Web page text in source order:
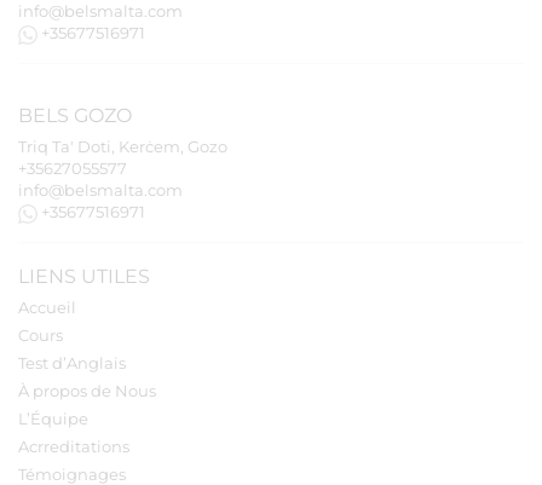
info@belsmalta.com
+35677516971
BELS GOZO
Triq Ta' Doti, Kerċem, Gozo
+35627055577
info@belsmalta.com
+35677516971
LIENS UTILES
Accueil
Cours
Test d’Anglais
À propos de Nous
L’Équipe
Acrreditations
Témoignages